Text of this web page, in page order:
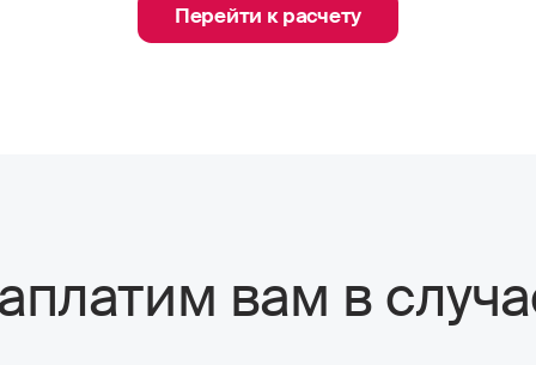
Перейти к расчету
вам в